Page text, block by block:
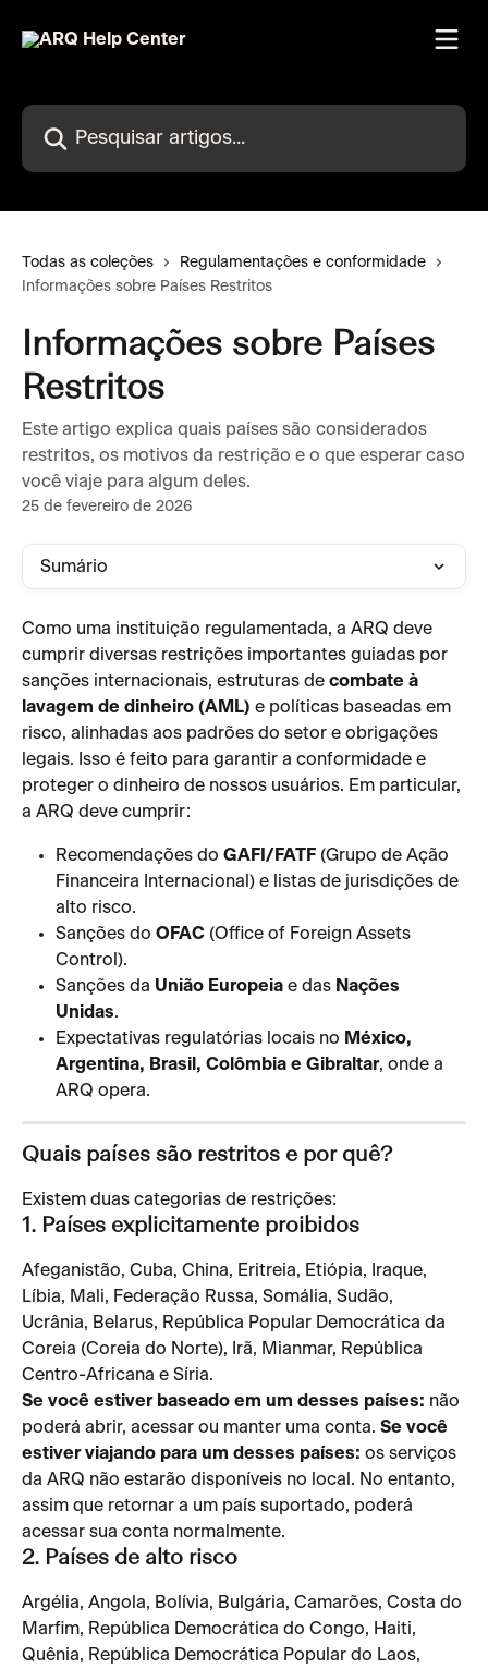
Pesquisar artigos...
Todas as coleções
Regulamentações e conformidade
Informações sobre Países Restritos
Informações sobre Países
Restritos
Este artigo explica quais países são considerados
restritos, os motivos da restrição e o que esperar caso
você viaje para algum deles.
25 de fevereiro de 2026
Sumário
Como uma instituição regulamentada, a ARQ deve
cumprir diversas restrições importantes guiadas por
sanções internacionais, estruturas de combate à
lavagem de dinheiro (AML) e políticas baseadas em
risco, alinhadas aos padrões do setor e obrigações
legais. Isso é feito para garantir a conformidade e
proteger o dinheiro de nossos usuários. Em particular,
a ARQ deve cumprir:
Recomendações do GAFI/FATF (Grupo de Ação
Financeira Internacional) e listas de jurisdições de
alto risco.
Sanções do OFAC (Office of Foreign Assets
Control).
Sanções da União Europeia e das Nações
Unidas.
Expectativas regulatórias locais no México,
Argentina, Brasil, Colômbia e Gibraltar, onde a
ARQ opera.
Quais países são restritos e por quê?
Existem duas categorias de restrições:
1. Países explicitamente proibidos
Afeganistão, Cuba, China, Eritreia, Etiópia, Iraque,
Líbia, Mali, Federação Russa, Somália, Sudão,
Ucrânia, Belarus, República Popular Democrática da
Coreia (Coreia do Norte), Irã, Mianmar, República
Centro-Africana e Síria.
Se você estiver baseado em um desses países: não
poderá abrir, acessar ou manter uma conta. Se você
estiver viajando para um desses países: os serviços
da ARQ não estarão disponíveis no local. No entanto,
assim que retornar a um país suportado, poderá
acessar sua conta normalmente.
2. Países de alto risco
Argélia, Angola, Bolívia, Bulgária, Camarões, Costa do
Marfim, República Democrática do Congo, Haiti,
Quênia, República Democrática Popular do Laos,